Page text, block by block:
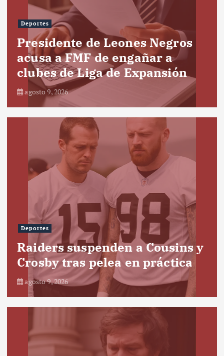
Deportes
Presidente de Leones Negros
acusa a FMF de engañar a
clubes de Liga de Expansión
agosto 9, 2026
Deportes
Raiders suspenden a Cousins y
Crosby tras pelea en práctica
agosto 9, 2026